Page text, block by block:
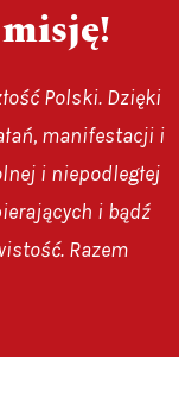
Polski. Dzięki
manifestacji i
i niepodległej
i bądź
Razem